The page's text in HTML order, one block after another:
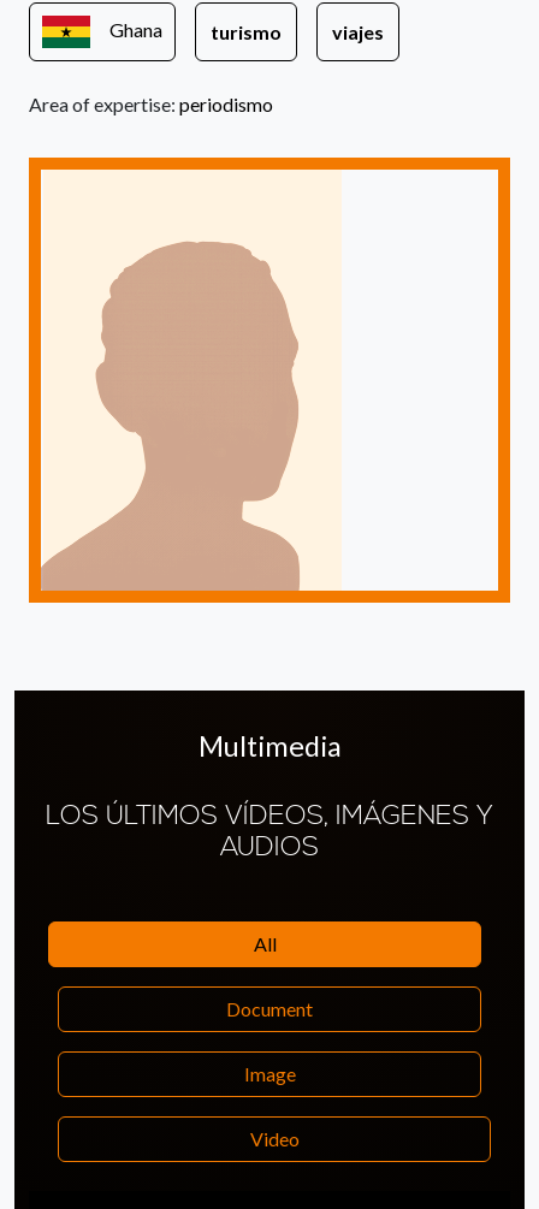
Ghana turismo viajes
Area of expertise: periodismo
Multimedia
LOS ÚLTIMOS VÍDEOS, IMÁGENES Y
AUDIOS
All
Document
Image
Video